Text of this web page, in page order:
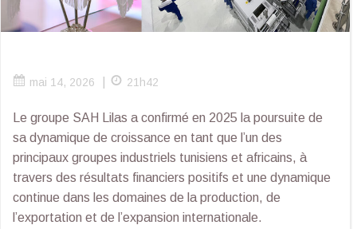
mai 14, 2026 21h42
Le groupe SAH Lilas a confirmé en 2025 la poursuite de
sa dynamique de croissance en tant que l’un des
principaux groupes industriels tunisiens et africains, à
travers des résultats financiers positifs et une dynamique
continue dans les domaines de la production, de
l’exportation et de l’expansion internationale.